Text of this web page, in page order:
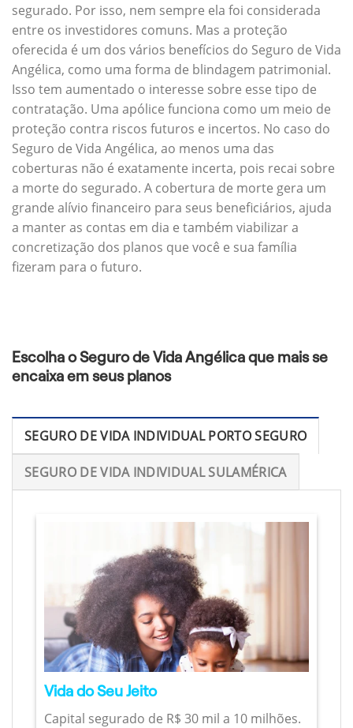
segurado. Por isso, nem sempre ela foi considerada
entre os investidores comuns. Mas a proteção
oferecida é um dos vários benefícios do Seguro de Vida
Angélica, como uma forma de blindagem patrimonial.
Isso tem aumentado o interesse sobre esse tipo de
contratação. Uma apólice funciona como um meio de
proteção contra riscos futuros e incertos. No caso do
Seguro de Vida Angélica, ao menos uma das
coberturas não é exatamente incerta, pois recai sobre
a morte do segurado. A cobertura de morte gera um
grande alívio financeiro para seus beneficiários, ajuda
a manter as contas em dia e também viabilizar a
concretização dos planos que você e sua família
fizeram para o futuro.
Escolha o Seguro de Vida Angélica que mais se
encaixa em seus planos
SEGURO DE VIDA INDIVIDUAL PORTO SEGURO
SEGURO DE VIDA INDIVIDUAL SULAMÉRICA
Vida do Seu Jeito
Capital segurado de R$ 30 mil a 10 milhões.